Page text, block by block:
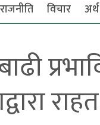
राजनीति विचार अर्थ